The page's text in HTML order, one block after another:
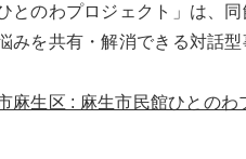
とのわプロジェクト」は、
みを共有・解消できる対話
麻生区 : 麻生市民館ひとのわ